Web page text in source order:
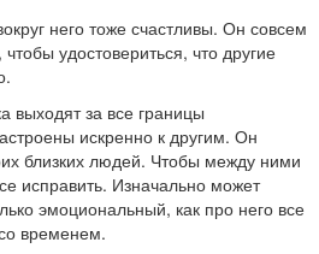
него тоже счастливы. Он совсем
удостовериться, что другие
выходят за все границы
искренно к другим. Он
близких людей. Чтобы между ними
исправить. Изначально может
эмоциональный, как про него все
временем.